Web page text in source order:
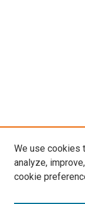
We use cookies
analyze,
cookie